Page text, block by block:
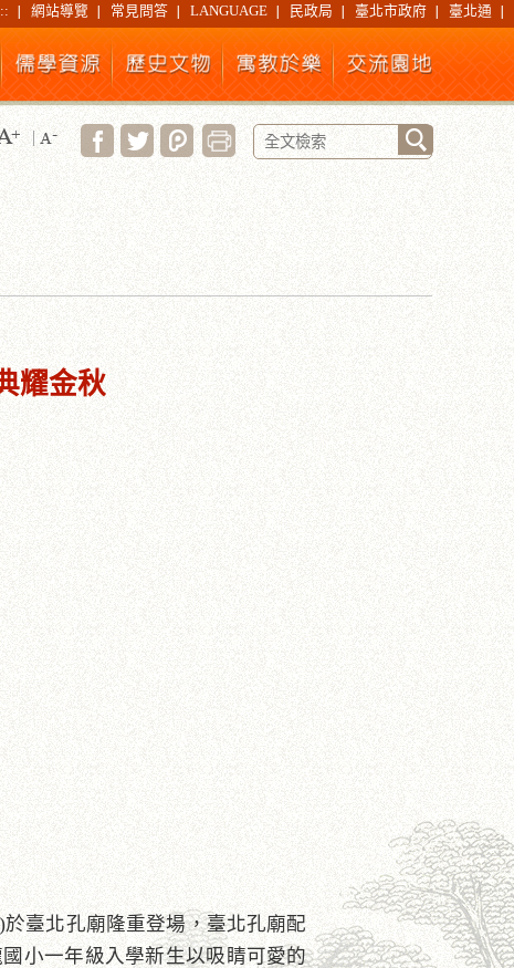
網站導覽 常見問答 LANGUAGE 民政局 臺北市政府 臺北通
耀金秋
臺北孔廟隆重登場，臺北孔廟配
小一年級入學新生以吸睛可愛的